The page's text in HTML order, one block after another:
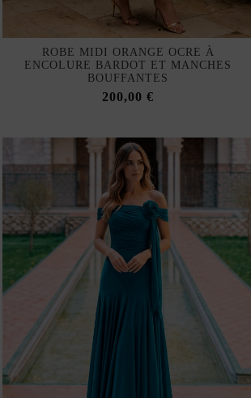
ROBE MIDI ORANGE OCRE À
ENCOLURE BARDOT ET MANCHES
BOUFFANTES
200,00 €